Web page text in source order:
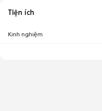
Tiện ích
Kinh nghiệm